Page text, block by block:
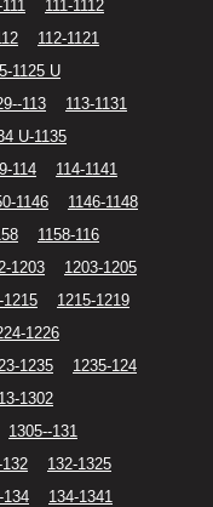
111-1112
112-1121
1125 U
113
113-1131
U-1135
114
114-1141
1146
1146-1148
1158-116
1203
1203-1205
1215
1215-1219
1226
1235
1235-124
13-1302
1305--131
132-1325
134
134-1341